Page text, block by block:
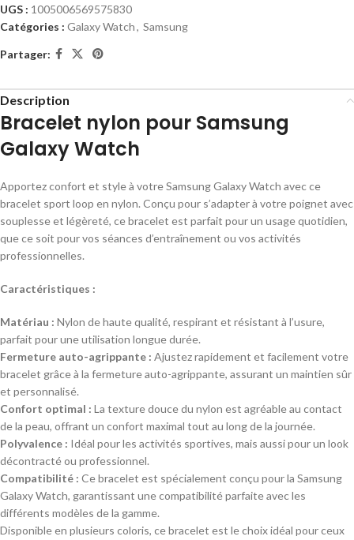
UGS : 1005006569575830
Catégories : Galaxy Watch, Samsung
Partager:
Description
Bracelet nylon pour Samsung
Galaxy Watch
Apportez confort et style à votre Samsung Galaxy Watch avec ce
bracelet sport loop en nylon. Conçu pour s’adapter à votre poignet avec
souplesse et légèreté, ce bracelet est parfait pour un usage quotidien,
que ce soit pour vos séances d’entraînement ou vos activités
professionnelles.
Caractéristiques :
Matériau : Nylon de haute qualité, respirant et résistant à l’usure,
parfait pour une utilisation longue durée.
Fermeture auto-agrippante : Ajustez rapidement et facilement votre
bracelet grâce à la fermeture auto-agrippante, assurant un maintien sûr
et personnalisé.
Confort optimal : La texture douce du nylon est agréable au contact
de la peau, offrant un confort maximal tout au long de la journée.
Polyvalence : Idéal pour les activités sportives, mais aussi pour un look
décontracté ou professionnel.
Compatibilité : Ce bracelet est spécialement conçu pour la Samsung
Galaxy Watch, garantissant une compatibilité parfaite avec les
différents modèles de la gamme.
Disponible en plusieurs coloris, ce bracelet est le choix idéal pour ceux